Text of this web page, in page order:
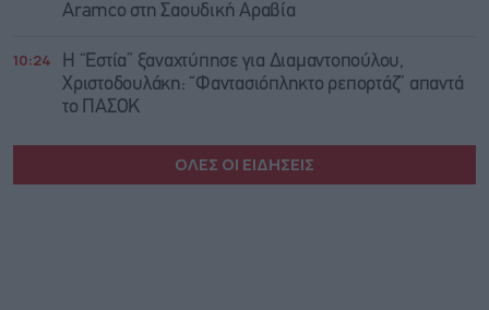
Aramco στη Σαουδική Αραβία
10:24
Η “Εστία” ξαναχτύπησε για Διαμαντοπούλου,
Χριστοδουλάκη: “Φαντασιόπληκτο ρεπορτάζ” απαντά
το ΠΑΣΟΚ
ΟΛΕΣ ΟΙ ΕΙΔΗΣΕΙΣ